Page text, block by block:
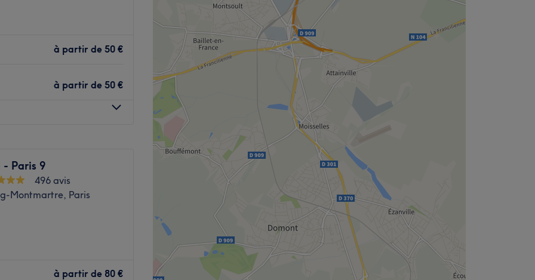
le 8e arrondissement
le temps de reposer
sur mesure
la station de métro
pour sa clientèle.
un institut moderne où
chinois.
à partir de 50 €
à partir de 50 €
situé dans le
de Saint-Lazare, tout
- Paris 9
496 avis
Montmartre, Paris
à partir de 80 €